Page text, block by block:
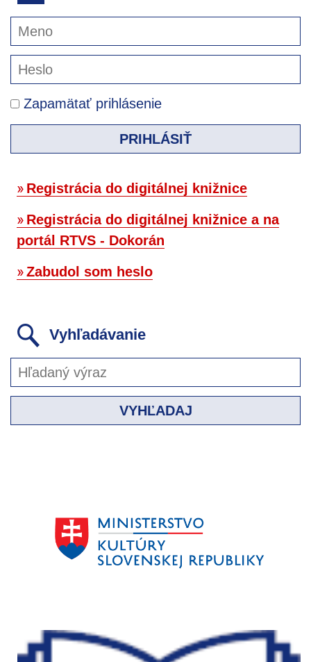
Zapamätať prihlásenie
PRIHLÁSIŤ
Registrácia do digitálnej knižnice
Registrácia do digitálnej knižnice a na
portál RTVS - Dokorán
Zabudol som heslo
Vyhľadávanie
VYHĽADAJ